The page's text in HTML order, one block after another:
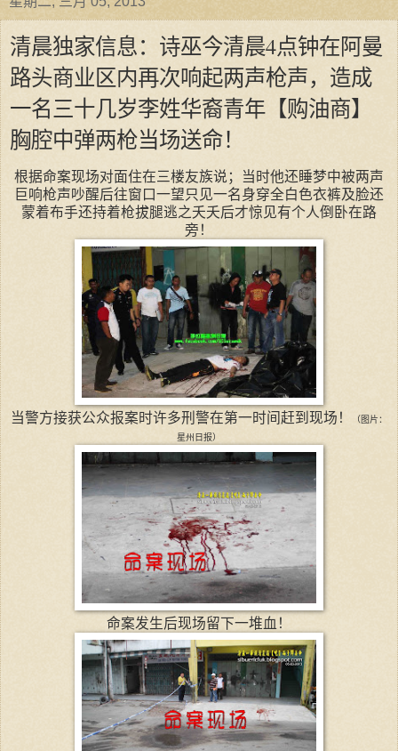
清晨独家信息：诗巫今清晨4点钟在阿曼
路头商业区内再次响起两声枪声，造成
一名三十几岁李姓华裔青年【购油商】
胸腔中弹两枪当场送命！
根据命案现场对面住在三楼友族说；当时他还睡梦中被两声
巨响枪声吵醒后往窗口一望只见一名身穿全白色衣裤及脸还
蒙着布手还持着枪拔腿逃之夭夭后才惊见有个人倒卧在路
旁！
当警方接获公众报案时许多刑警在第一时间赶到现场！
（图片：
星州日报）
命案发生后现场留下一堆血！